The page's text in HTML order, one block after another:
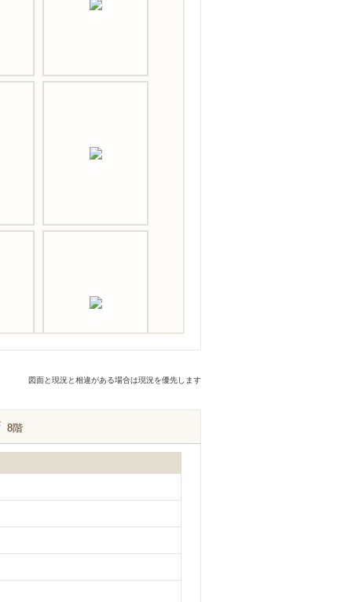
図面と現況と相違がある場合は現況を優先します
8階